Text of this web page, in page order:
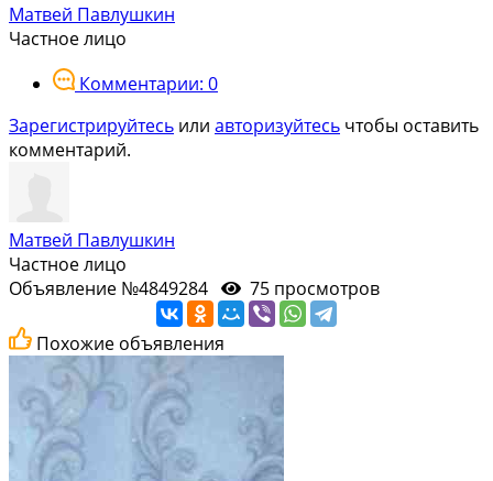
Матвей Павлушкин
Частное лицо
Комментарии: 0
Зарегистрируйтесь или авторизуйтесь чтобы оставить
комментарий.
Матвей Павлушкин
Частное лицо
Объявление №4849284
75 просмотров
Похожие объявления